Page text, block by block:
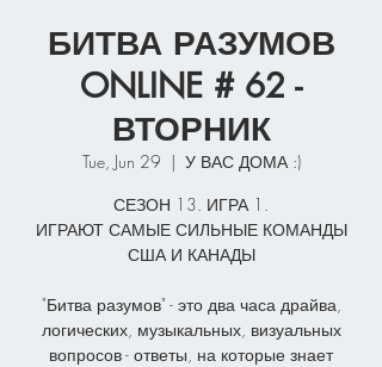
БИТВА РАЗУМОВ
ONLINE # 62 -
ВТОРНИК
Tue, Jun 29
  |
У ВАС ДОМА :)
СЕЗОН 13. ИГРА 1.
ИГРАЮТ САМЫЕ СИЛЬНЫЕ КОМАНДЫ
США И КАНАДЫ
"Битва разумов" - это два часа драйва,
логических, музыкальных, визуальных
вопросов - ответы, на которые знает